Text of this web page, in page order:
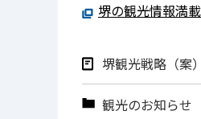
堺の観光情報満
堺観光戦略（案
観光のお知らせ